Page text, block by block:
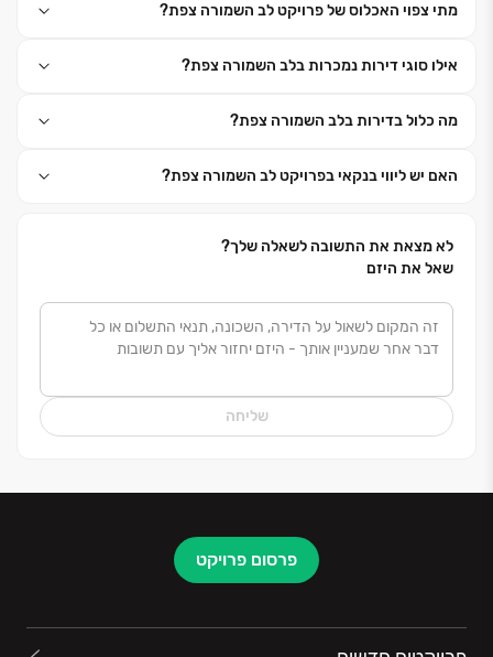
והמטופח, תוך ראייה עיצובית כוללת בשילוב מנצח של צוות
משה חדיף מנצחת בפעילות נדל"נית, ומובילה דעת קהל
מתי צפוי האכלוס של פרויקט לב השמורה צפת?
אילו סוגי דירות נמכרות בלב השמורה צפת?
מה כלול בדירות בלב השמורה צפת?
האם יש ליווי בנקאי בפרויקט לב השמורה צפת?
לא מצאת את התשובה לשאלה שלך?
שאל את היזם
שליחה
פרסום פרויקט